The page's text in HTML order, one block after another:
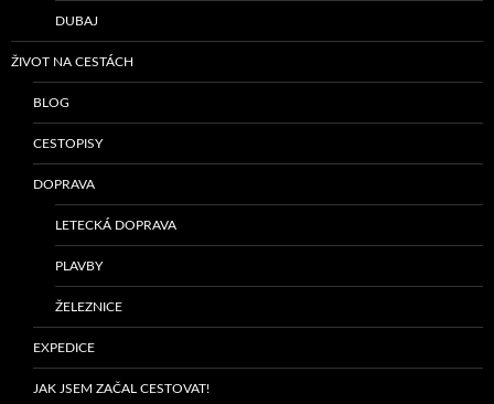
DUBAJ
ŽIVOT NA CESTÁCH
BLOG
CESTOPISY
DOPRAVA
LETECKÁ DOPRAVA
PLAVBY
ŽELEZNICE
EXPEDICE
JAK JSEM ZAČAL CESTOVAT!